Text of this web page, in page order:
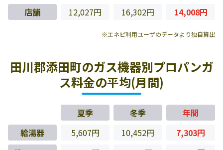
店舗 12,027円 16,302円 14,008円
※エネピ利用ユーザのデータより独自算出
田川郡添田町のガス機器別プロパンガ
ス料金の平均(月間)
夏季 冬季
年間
給湯器
5,607円 10,452円
7,303円